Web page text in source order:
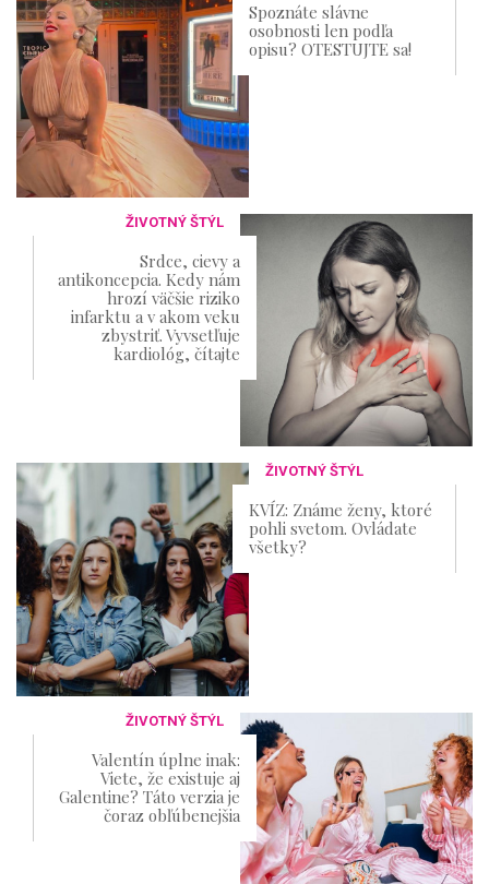
Spoznáte slávne
osobnosti len podľa
opisu? OTESTUJTE sa!
ŽIVOTNÝ ŠTÝL
Srdce, cievy a
antikoncepcia. Kedy nám
hrozí väčšie riziko
infarktu a v akom veku
zbystriť. Vyvsetľuje
kardiológ, čítajte
ŽIVOTNÝ ŠTÝL
KVÍZ: Známe ženy, ktoré
pohli svetom. Ovládate
všetky?
ŽIVOTNÝ ŠTÝL
Valentín úplne inak:
Viete, že existuje aj
Galentine? Táto verzia je
čoraz obľúbenejšia